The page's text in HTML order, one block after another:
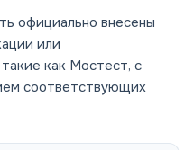
официально внесены
или
как Мостест, с
соответствующих